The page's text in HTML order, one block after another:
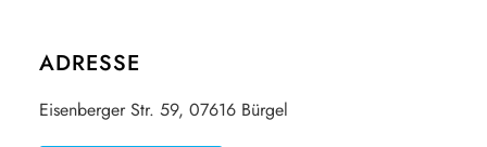
ADRESSE
Eisenberger Str. 59, 07616 Bürgel